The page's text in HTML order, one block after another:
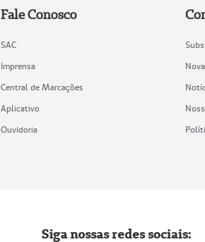
Fale Conosco
SAC
Imprensa
Central de Marcações
Aplicativo
Ouvidoria
Siga nossas redes sociais: